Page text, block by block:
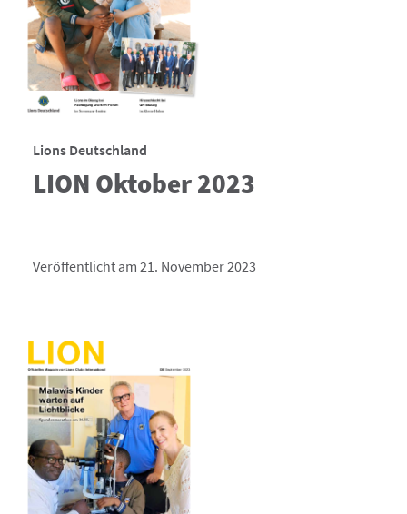
Lions Deutschland
LION Oktober 2023
Veröffentlicht am 21. November 2023